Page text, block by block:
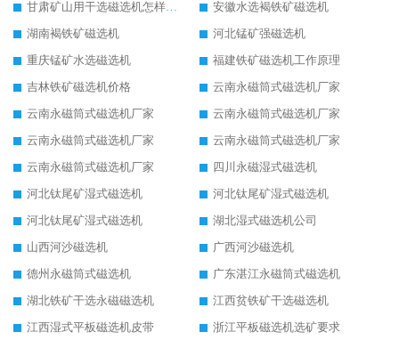
甘肃矿山用干选磁选机怎样调磁
安徽水选褐铁矿磁选机
湖南褐铁矿磁选机
河北锰矿强磁选机
重庆锰矿水选磁选机
福建铁矿磁选机工作原理
吉林铁矿磁选机价格
云南永磁筒式磁选机厂家
云南永磁筒式磁选机厂家
云南永磁筒式磁选机厂家
云南永磁筒式磁选机厂家
云南永磁筒式磁选机厂家
云南永磁筒式磁选机厂家
四川永磁湿式磁选机
河北钛尾矿湿式磁选机
河北钛尾矿湿式磁选机
河北钛尾矿湿式磁选机
湖北湿式磁选机公司
山西河沙磁选机
广西河沙磁选机
德州永磁筒式磁选机
广东湛江永磁筒式磁选机
湖北铁矿干选永磁磁选机
江西贫铁矿干选磁选机
江西湿式平板磁选机皮带
浙江平板磁选机选矿要求